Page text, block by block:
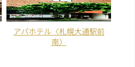
アパホテル〈札幌大通駅前
南〉